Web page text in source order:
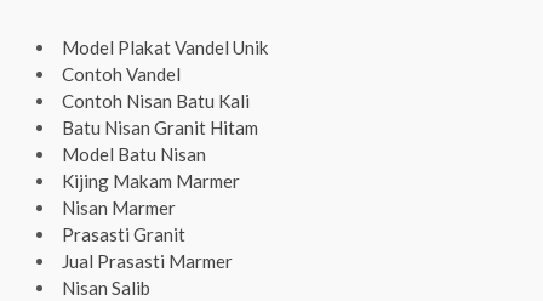
Model Plakat Vandel Unik
Contoh Vandel
Contoh Nisan Batu Kali
Batu Nisan Granit Hitam
Model Batu Nisan
Kijing Makam Marmer
Nisan Marmer
Prasasti Granit
Jual Prasasti Marmer
Nisan Salib